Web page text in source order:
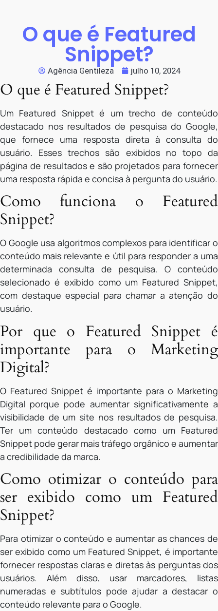
O que é Featured
Snippet?
Agência Gentileza julho 10, 2024
O que é Featured Snippet?
Um Featured Snippet é um trecho de conteúdo
destacado nos resultados de pesquisa do Google,
que fornece uma resposta direta à consulta do
usuário. Esses trechos são exibidos no topo da
página de resultados e são projetados para fornecer
uma resposta rápida e concisa à pergunta do usuário.
Como funciona o Featured
Snippet?
O Google usa algoritmos complexos para identificar o
conteúdo mais relevante e útil para responder a uma
determinada consulta de pesquisa. O conteúdo
selecionado é exibido como um Featured Snippet,
com destaque especial para chamar a atenção do
usuário.
Por que o Featured Snippet é
importante para o Marketing
Digital?
O Featured Snippet é importante para o Marketing
Digital porque pode aumentar significativamente a
visibilidade de um site nos resultados de pesquisa.
Ter um conteúdo destacado como um Featured
Snippet pode gerar mais tráfego orgânico e aumentar
a credibilidade da marca.
Como otimizar o conteúdo para
ser exibido como um Featured
Snippet?
Para otimizar o conteúdo e aumentar as chances de
ser exibido como um Featured Snippet, é importante
fornecer respostas claras e diretas às perguntas dos
usuários. Além disso, usar marcadores, listas
numeradas e subtítulos pode ajudar a destacar o
conteúdo relevante para o Google.